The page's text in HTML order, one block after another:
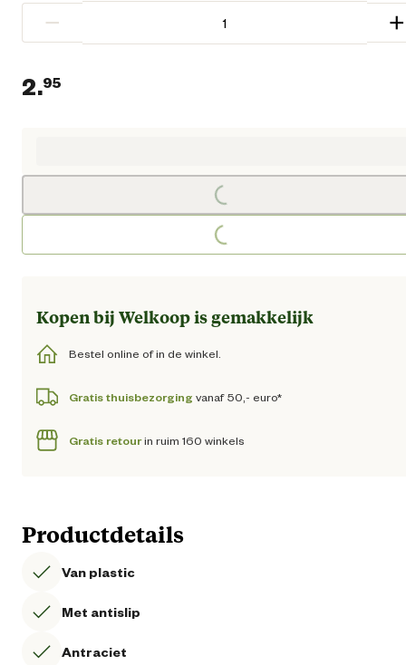
− +
2.95
Loading...
Loading...
Kopen bij Welkoop is gemakkelijk
Bestel online of in de winkel.
Gratis thuisbezorging vanaf 50,- euro*
Gratis retourin ruim 160 winkels
Productdetails
Van plastic
Met antislip
Antraciet